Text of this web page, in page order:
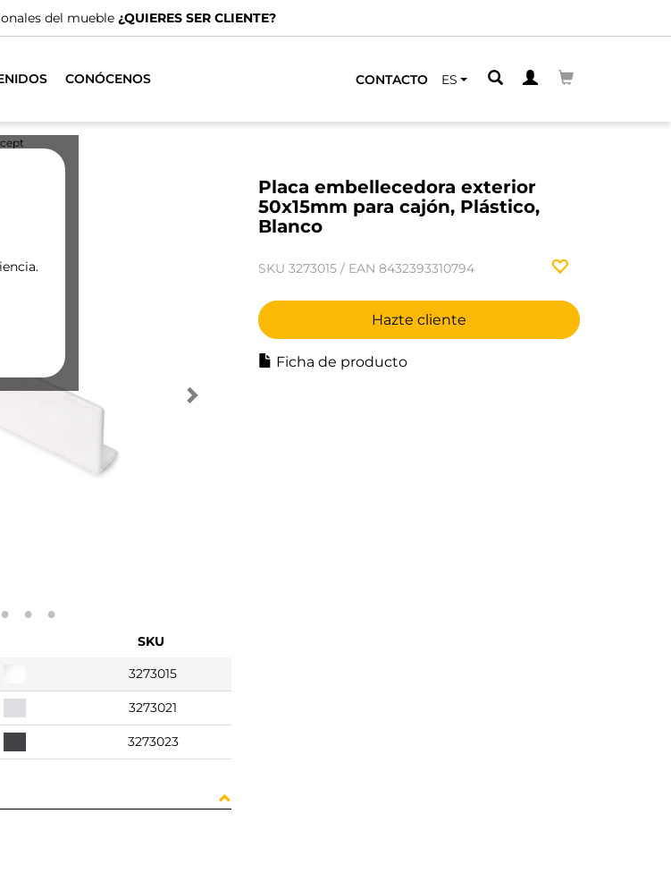
Disponemos de distribuidores especializados.
CONÓCENOS CONTACTO ES
Placa embellecedora exterior
50x15mm para cajón, Plástico,
Blanco
SKU 3273015 / EAN 8432393310794
Hazte cliente
Ficha de producto
SKU
3273015
3273021
3273023